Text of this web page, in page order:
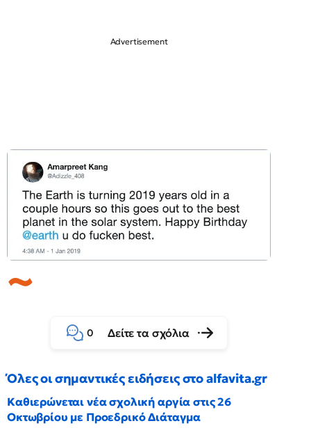
0 Δείτε τα σχόλια
Όλες οι σημαντικές ειδήσεις στο alfavita.gr
Καθιερώνεται νέα σχολική αργία στις 26
Οκτωβρίου με Προεδρικό Διάταγμα